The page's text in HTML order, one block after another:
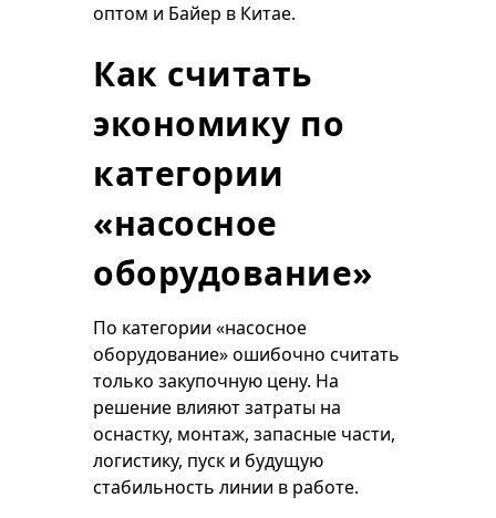
оптом и Байер в Китае.
Как считать
экономику по
категории
«насосное
оборудование»
По категории «насосное
оборудование» ошибочно считать
только закупочную цену. На
решение влияют затраты на
оснастку, монтаж, запасные части,
логистику, пуск и будущую
стабильность линии в работе.